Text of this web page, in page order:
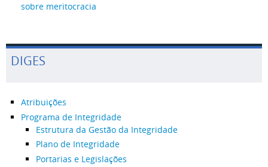
sobre meritocracia
DIGES
Atribuições
Programa de Integridade
Estrutura da Gestão da Integridade
Plano de Integridade
Portarias e Legislações